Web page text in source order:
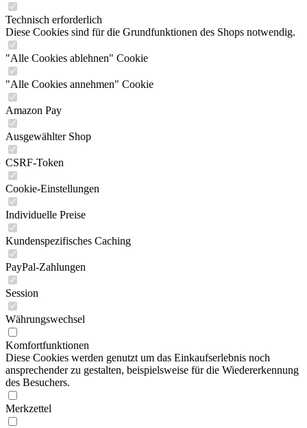
Technisch erforderlich
Diese Cookies sind für die Grundfunktionen des Shops notwendig.
"Alle Cookies ablehnen" Cookie
"Alle Cookies annehmen" Cookie
Amazon Pay
Ausgewählter Shop
CSRF-Token
Cookie-Einstellungen
Individuelle Preise
Kundenspezifisches Caching
PayPal-Zahlungen
Session
Währungswechsel
Komfortfunktionen
Diese Cookies werden genutzt um das Einkaufserlebnis noch
ansprechender zu gestalten, beispielsweise für die Wiedererkennung
des Besuchers.
Merkzettel